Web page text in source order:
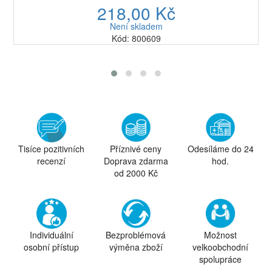
218,00 Kč
Není skladem
Kód: 800609
Tisíce pozitivních
recenzí
Příznivé ceny
Doprava zdarma
od 2000 Kč
Odesíláme do 24
hod.
Individuální
osobní přístup
Bezproblémová
výměna zboží
Možnost
velkoobchodní
spolupráce